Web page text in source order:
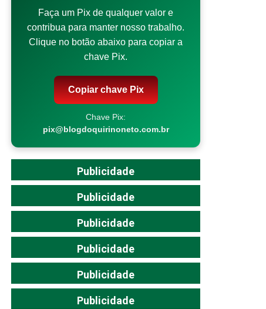
Faça um Pix de qualquer valor e
contribua para manter nosso trabalho.
Clique no botão abaixo para copiar a
chave Pix.
Copiar chave Pix
Chave Pix:
pix@blogdoquirinoneto.com.br
Publicidade
Publicidade
Publicidade
Publicidade
Publicidade
Publicidade